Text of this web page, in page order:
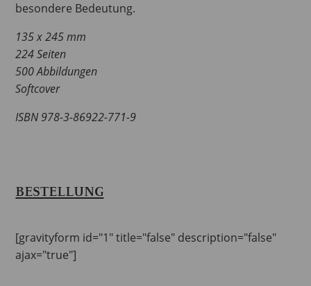
besondere Bedeutung.
135 x 245 mm
224 Seiten
500 Abbildungen
Softcover
ISBN 978-3-86922-771-9
BESTELLUNG
[gravityform id="1" title="false" description="false"
ajax="true"]